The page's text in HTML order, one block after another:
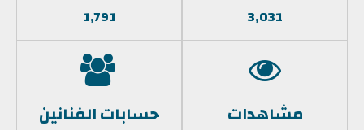
3,031
1,791
مشاهدات حسابات الفنانين